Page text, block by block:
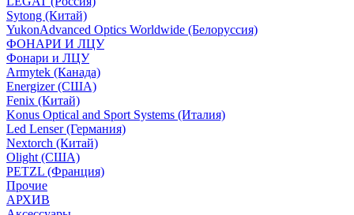
Sytong (Китай)
YukonAdvanced Optics Worldwide (Белоруссия)
ФОНАРИ И ЛЦУ
Фонари и ЛЦУ
Armytek (Канада)
Energizer (США)
Fenix (Китай)
Konus Optical and Sport Systems (Италия)
Led Lenser (Германия)
Nextorch (Китай)
Olight (США)
PETZL (Франция)
Прочие
АРХИВ